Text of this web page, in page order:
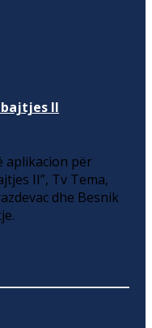
II
aplikacion për
II”, Tv Tema,
dhe Besnik